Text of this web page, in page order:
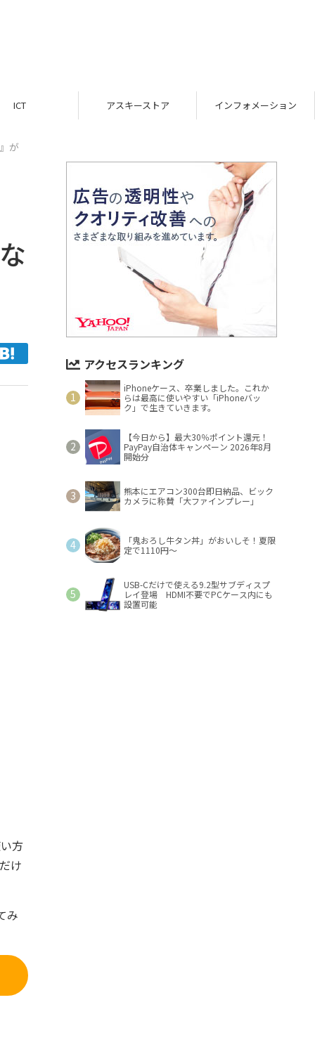
ICT アスキーストア インフォメーション
が
方
け
み
アクセスランキング
iPhoneケース、卒業しました。これか
らは最高に使いやすい「iPhoneバッ
ク」で生きていきます。
【今日から】最大30％ポイント還元！
PayPay自治体キャンペーン 2026年8月
開始分
熊本にエアコン300台即日納品、ビック
カメラに称賛「大ファインプレー」
「鬼おろし牛タン丼」がおいしそ！夏限
定で1110円～
USB-Cだけで使える9.2型サブディスプ
レイ登場 HDMI不要でPCケース内にも
設置可能